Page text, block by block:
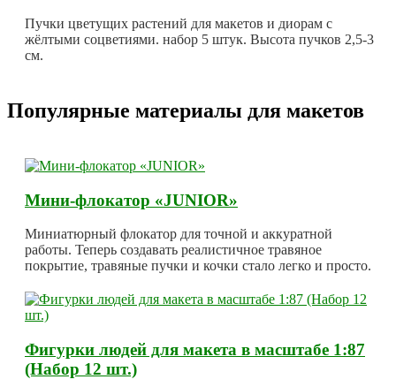
Пучки цветущих растений для макетов и диорам с
жёлтыми соцветиями. набор 5 штук. Высота пучков 2,5-3
см.
Популярные материалы для макетов
Мини-флокатор «JUNIOR»
Миниатюрный флокатор для точной и аккуратной
работы. Теперь создавать реалистичное травяное
покрытие, травяные пучки и кочки стало легко и просто.
Фигурки людей для макета в масштабе 1:87
(Набор 12 шт.)